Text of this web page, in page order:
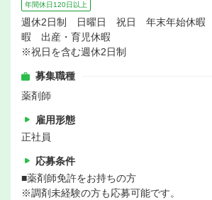
年間休日120日以上
週休2日制 日曜日 祝日 年末年始休
暇 出産・育児休暇
※祝日を含む週休2日制
募集職種
薬剤師
雇用形態
正社員
応募条件
■薬剤師免許をお持ちの方
※調剤未経験の方も応募可能です。